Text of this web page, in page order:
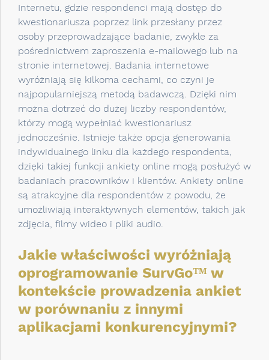
Internetu, gdzie respondenci mają dostęp do
kwestionariusza poprzez link przesłany przez
osoby przeprowadzające badanie, zwykle za
pośrednictwem zaproszenia e-mailowego lub na
stronie internetowej. Badania internetowe
wyróżniają się kilkoma cechami, co czyni je
najpopularniejszą metodą badawczą. Dzięki nim
można dotrzeć do dużej liczby respondentów,
którzy mogą wypełniać kwestionariusz
jednocześnie. Istnieje także opcja generowania
indywidualnego linku dla każdego respondenta,
dzięki takiej funkcji ankiety online mogą posłużyć w
badaniach pracowników i klientów. Ankiety online
są atrakcyjne dla respondentów z powodu, że
umożliwiają interaktywnych elementów, takich jak
zdjęcia, filmy wideo i pliki audio.
Jakie właściwości wyróżniają
oprogramowanie SurvGo™ w
kontekście prowadzenia ankiet
w porównaniu z innymi
aplikacjami konkurencyjnymi?